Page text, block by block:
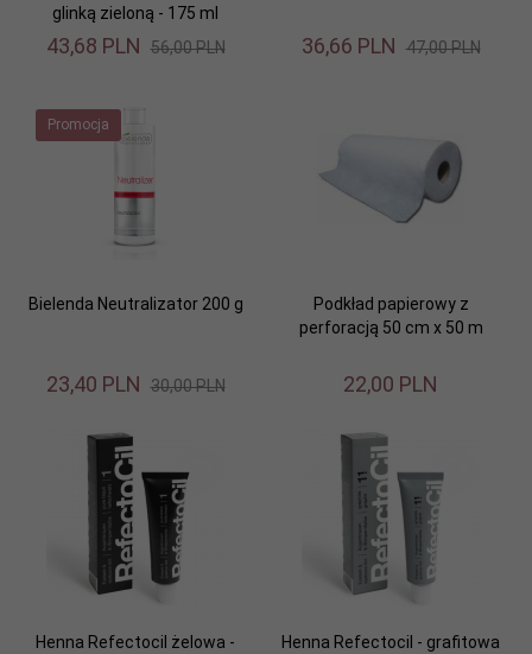
glinką zieloną - 175 ml
43,68 PLN 56,00 PLN 36,66 PLN 47,00 PLN
Promocja
Bielenda Neutralizator 200 g
23,40 PLN 30,00 PLN
Podkład papierowy z
perforacją 50 cm x 50 m
22,00 PLN
Henna Refectocil żelowa -
Henna Refectocil - grafitowa